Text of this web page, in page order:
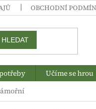
OBCHODNÍ
HLEDAT
Učíme se hrou